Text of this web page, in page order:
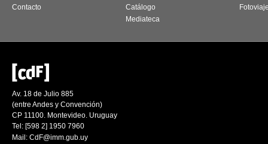
Contacto
Catálogo
Mediateca
Av. 18 de Julio 885
(entre Andes y Convención)
CP 11100. Montevideo. Uruguay
Tel: [598 2] 1950 7960
Mail: CdF@imm.gub.uy